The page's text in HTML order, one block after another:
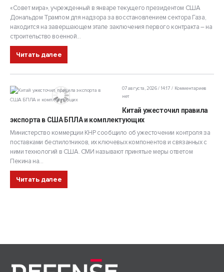
«Совет мира», учрежденный в январе текущего президентом США
Дональдом Трампом для надзора за восстановлением сектора Газа,
находится на завершающем этапе заключения первого контракта – на
строительство военной...
Читать далее
07 августа, 2026 / 14:17
Комментариев
нет
Китай ужесточил правила
экспорта в США БПЛА и комплектующих
Министерство коммерции КНР сообщило об ужесточении контроля за
поставками беспилотников, их ключевых компонентов и связанных с
ними технологий в США. СМИ называют принятые меры ответом
Пекина на...
Читать далее